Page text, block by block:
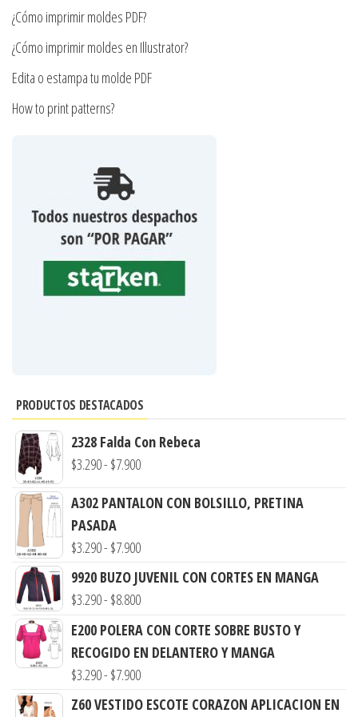
producto
¿Cómo imprimir moldes PDF?
¿Cómo imprimir moldes en Illustrator?
Edita o estampa tu molde PDF
How to print patterns?
PRODUCTOS DESTACADOS
2328 Falda Con Rebeca
$3.290- $7.900Rango
precios:
$3.290
hasta
$7.900
A302 PANTALON CON BOLSILLO, PRETINA
PASADA
$3.290- $7.900Rango
de
precios:
$3.290
hasta
$7.900
9920 BUZO JUVENIL CON CORTES EN MANGA
$3.290- $8.800Rango
de
precios:
desde
hasta
E200 POLERA CON CORTE SOBRE BUSTO Y
RECOGIDO EN DELANTERO Y MANGA
$3.290- $7.900Rango
de
Z60 VESTIDO ESCOTE CORAZON APLICACION EN